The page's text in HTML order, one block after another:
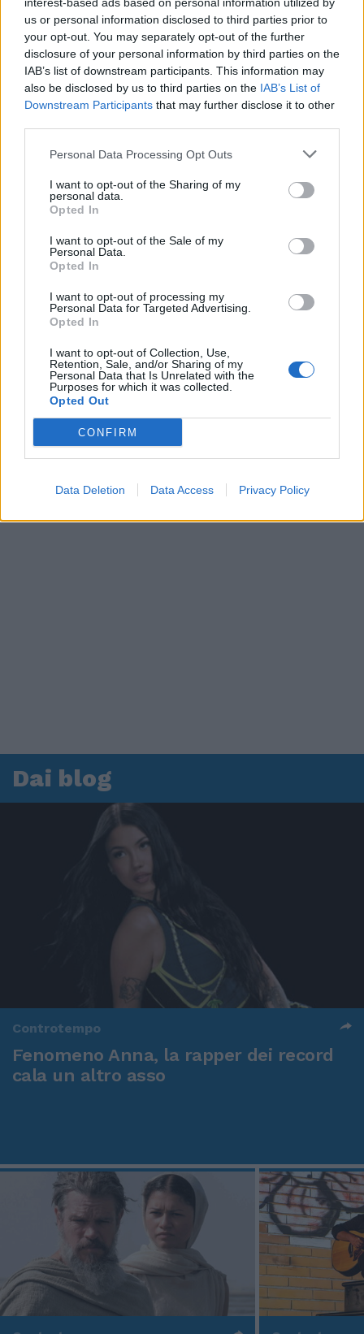
us or personal information disclosed to third parties prior to
your opt-out. You may separately opt-out of the further
disclosure of your personal information by third parties on the
IAB’s list of downstream participants. This information may
also be disclosed by us to third parties on the IAB’s List of
Downstream Participants that may further disclose it to other
Personal Data Processing Opt Outs
I want to opt-out of the Sharing of my
personal data.
Opted In
I want to opt-out of the Sale of my
Personal Data.
Opted In
I want to opt-out of processing my
Personal Data for Targeted Advertising.
Opted In
I want to opt-out of Collection, Use,
Retention, Sale, and/or Sharing of my
Personal Data that Is Unrelated with the
Purposes for which it was collected.
Opted Out
CONFIRM
Data Deletion Data Access Privacy Policy
00:00 01:16
Leonardo Maria Del Vecchio dall'ex compagna
in ospedale. Le dichiarazioni ai giornalisti
Dai blog
Controtempo
Fenomeno Anna, la rapper dei record
cala un altro asso